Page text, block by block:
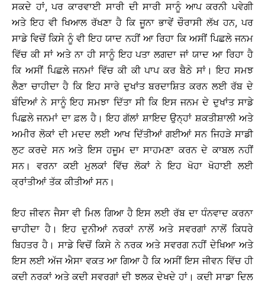
ਸਕਦੇ ਹਾਂ, ਪਰ ਕਾਰਵਾਈ ਸਾਰੀ ਦੀ ਸਾਰੀ ਸਾਨੂੰ ਆਪ ਕਰਨੀ ਪਵੇਗੀ
ਅਤੇ ਇਹ ਵੀ ਖਿਆਲ ਰੱਖਣਾ ਹੈ ਕਿ ਜੂਨਾ ਭਾਵੇਂ ਚੌਰਾਸੀ ਲੱਖ ਹਨ, ਪਰ
ਸਾਡੇ ਵਿਚੋਂ ਕਿਸੇ ਨੂੰ ਵੀ ਇਹ ਯਾਦ ਨਹੀਂ ਆ ਰਿਹਾ ਕਿ ਅਸੀਂ ਪਿਛਲੇ ਜਨਮ
ਵਿੱਚ ਕੀ ਸਾਂ ਅਤੇ ਨਾ ਹੀ ਸਾਨੂੰ ਇਹ ਪਤਾ ਲਗਦਾ ਜਾਂ ਯਾਦ ਆ ਰਿਹਾ ਹੈ
ਕਿ ਅਸੀਂ ਪਿਛਲੇ ਜਨਮਾਂ ਵਿੱਚ ਕੀ ਕੀ ਪਾਪ ਕਰ ਬੈਠੇ ਸਾਂ। ਇਹ ਸਮਝ
ਲੈਣਾ ਚਾਹੀਦਾ ਹੈ ਕਿ ਇਹ ਸਾਰੇ ਦੁਖਾਂਤ ਬਰਦਾਸ਼ਿਤ ਕਰਨ ਲਈ ਰੱਬ ਦੇ
ਬੰਦਿਆਂ ਨੇ ਸਾਨੂੰ ਇਹ ਸਮਝਾ ਦਿੱਤਾ ਸੀ ਕਿ ਇਸ ਜਨਮ ਦੇ ਦੁਖਾਂਤ ਸਾਡੇ
ਪਿਛਲੇ ਜਨਮਾਂ ਦਾ ਫ਼ਲ ਹੈ। ਇਹ ਗੱਲਾਂ ਸ਼ਾਇਦ ਉਨ੍ਹਾਂ ਸ਼ਕਤੀਸ਼ਾਲੀ ਅਤੇ
ਅਮੀਰ ਲੋਕਾਂ ਦੀ ਮਦਦ ਲਈ ਆਖ ਦਿੱਤੀਆਂ ਗਈਆਂ ਸਨ ਜਿਹੜੇ ਸਾਡੀ
ਲੁਟ ਕਰਦੇ ਸਨ ਅਤੇ ਇਸ ਹਜੂਮ ਦਾ ਸਾਹਮਣਾ ਕਰਨ ਦੇ ਕਾਬਲ ਨਹੀਂ
ਸਨ। ਵਰਨਾ ਕਈ ਮੁਲਕਾਂ ਵਿੱਚ ਲੋਕਾਂ ਨੇ ਇਹ ਖੋਹਾ ਖੋਹਾਈ ਲਈ
ਕ੍ਰਾਂਤੀਆਂ ਤੱਕ ਕੀਤੀਆਂ ਸਨ।
ਇਹ ਜੀਵਨ ਜੈਸਾ ਵੀ ਮਿਲ ਗਿਆ ਹੈ ਇਸ ਲਈ ਰੱਬ ਦਾ ਧੰਨਵਾਦ ਕਰਨਾ
ਚਾਹੀਦਾ ਹੈ। ਇਹ ਦੁਨੀਆਂ ਨਰਕਾਂ ਨਾਲੋਂ ਅਤੇ ਸਵਰਗਾਂ ਨਾਲੋਂ ਕਿਧਰੇ
ਬਿਹਤਰ ਹੈ। ਸਾਡੇ ਵਿਚੋਂ ਕਿਸੇ ਨੇ ਨਰਕ ਅਤੇ ਸਵਰਗ ਨਹੀਂ ਦੇਖਿਆ ਅਤੇ
ਇਸ ਲਈ ਅੱਜ ਐਸਾ ਵਕਤ ਆ ਗਿਆ ਹੈ ਕਿ ਅਸੀਂ ਇਸ ਜੀਵਨ ਵਿੱਚ ਹੀ
ਕਦੀ ਨਰਕਾਂ ਅਤੇ ਕਦੀ ਸਵਰਗਾਂ ਦੀ ਝਲਕ ਦੇਖਦੇ ਹਾਂ। ਕਦੀ ਸਾਡਾ ਦਿਲ